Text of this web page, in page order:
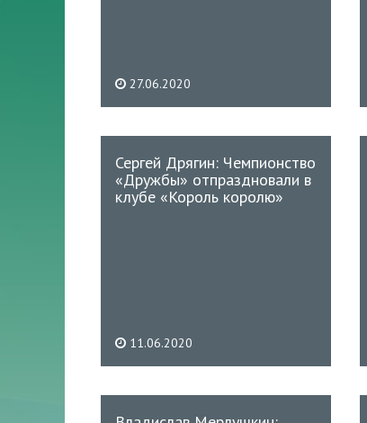
27.06.2020
Сергей Дрягин: Чемпионство
«Дружбы» отпраздновали в
клубе «Король королю»
11.06.2020